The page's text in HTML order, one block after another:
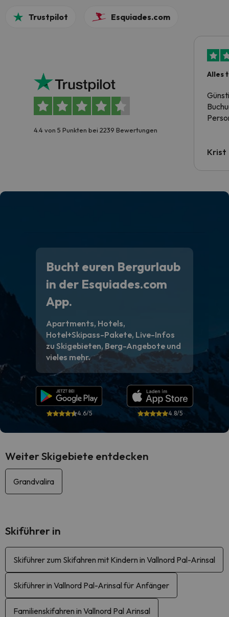
Trustpilot Esquiades.com
4.4 von 5 Punkten bei 2239 Bewertungen
Alles
Krist
Bucht euren Bergurlaub
in der Esquiades.com
App.
Apartments, Hotels,
Hotel+Skipass-Pakete, Live-Infos
zu Skigebieten, Berg-Angebote und
vieles mehr.
4.6/5 4.8/5
Weiter Skigebiete entdecken
Grandvalira
Skiführer in
Skiführer zum Skifahren mit Kindern in Vallnord Pal-Arinsal
Skiführer in Vallnord Pal-Arinsal für Anfänger
Familienskifahren in Vallnord Pal Arinsal